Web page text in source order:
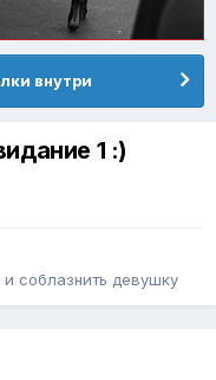
внутри
1 :)
соблазнить девушку